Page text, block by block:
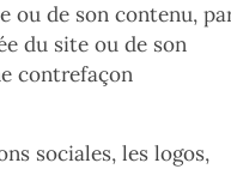
ou de son contenu,
du site ou de son
contrefaçon
sociales, les logos,